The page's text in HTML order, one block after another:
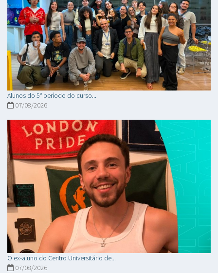
Alunos do 5° período do curso...
07/08/2026
O ex-aluno do Centro Universitário de...
07/08/2026